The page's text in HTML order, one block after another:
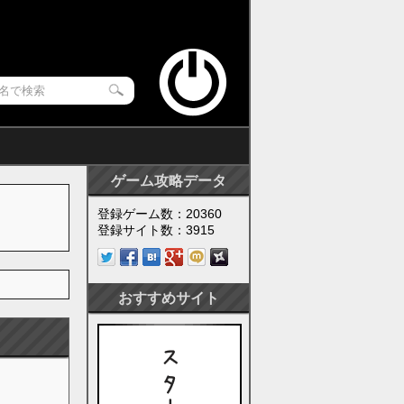
ゲーム攻略データ
登録ゲーム数：20360
登録サイト数：3915
おすすめサイト